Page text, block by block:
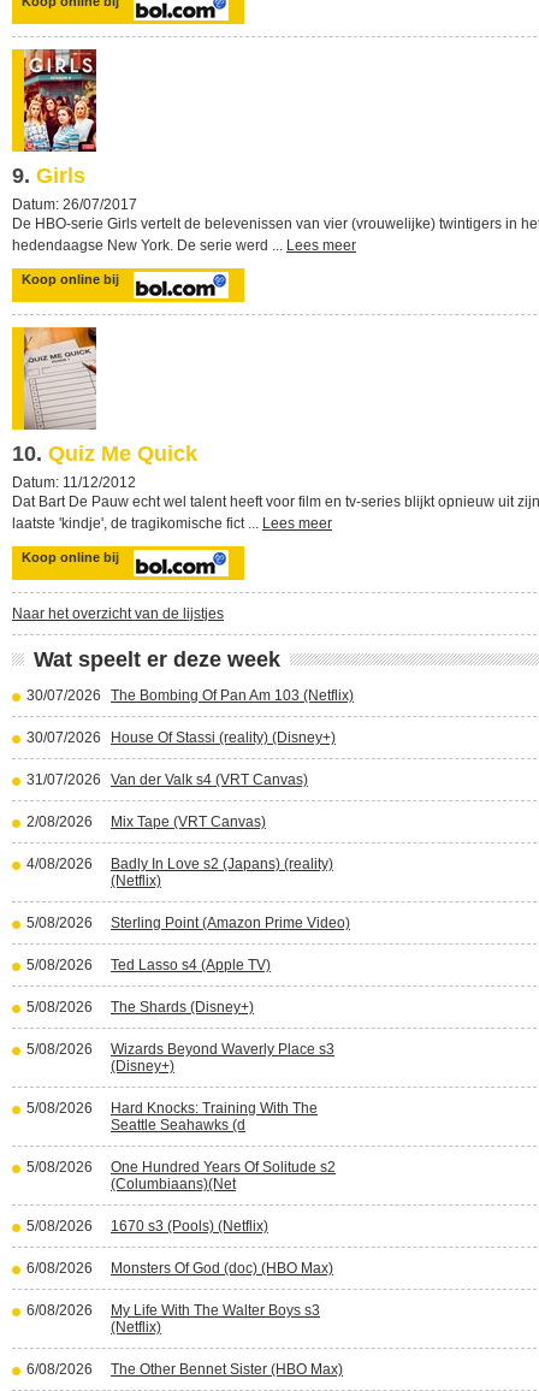
9. Girls
Datum: 26/07/2017
De HBO-serie Girls vertelt de belevenissen van vier (vrouwelijke) twintigers in
hedendaagse New York. De serie werd ... Lees meer
Koop online bij
10. Quiz Me Quick
Datum: 11/12/2012
Dat Bart De Pauw echt wel talent heeft voor film en tv-series blijkt opnieuw uit zijn
laatste 'kindje', de tragikomische fict ... Lees meer
Koop online bij
Naar het overzicht van de lijstjes
Wat speelt er deze week
30/07/2026 The Bombing Of Pan Am 103 (Netflix)
30/07/2026 House Of Stassi (reality) (Disney+)
31/07/2026 Van der Valk s4 (VRT Canvas)
2/08/2026 Mix Tape (VRT Canvas)
4/08/2026
Badly In Love s2 (Japans) (reality)
(Netflix)
5/08/2026 Sterling Point (Amazon Prime Video)
5/08/2026 Ted Lasso s4 (Apple TV)
5/08/2026 The Shards (Disney+)
5/08/2026
Wizards Beyond Waverly Place s3
(Disney+)
5/08/2026
Hard Knocks: Training With The
Seattle Seahawks (d
5/08/2026
One Hundred Years Of Solitude s2
(Columbiaans)(Net
5/08/2026 1670 s3 (Pools) (Netflix)
6/08/2026 Monsters Of God (doc) (HBO Max)
6/08/2026
My Life With The Walter Boys s3
(Netflix)
6/08/2026 The Other Bennet Sister (HBO Max)